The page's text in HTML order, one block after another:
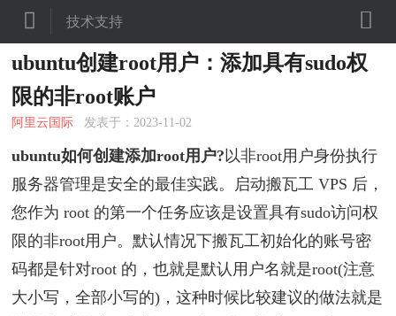
 技术支持 
ubuntu创建root用户：添加具有sudo权
限的非root账户
阿里云国际 发表于：2023-11-02
ubuntu如何创建添加root用户? 以非root用户身份执行
服务器管理是安全的最佳实践。启动搬瓦工 VPS 后，
您作为 root 的第一个任务应该是设置具有sudo访问权
限的非root用户。默认情况下搬瓦工初始化的账号密
码都是针对root 的，也就是默认用户名就是root(注意
大小写，全部小写的)，这种时候比较建议的做法就是